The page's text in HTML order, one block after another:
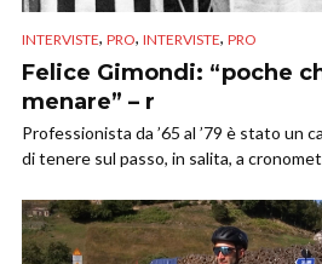
INTERVISTE, PRO, INTERVISTE, PRO
Felice Gimondi: “poche
menare” – r
Professionista da ’65 al ’79 è stato un
di tenere sul passo, in salita, a